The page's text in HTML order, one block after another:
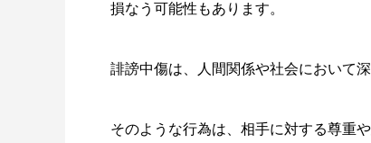
損なう可能性もあります。
誹謗中傷は、人間関係や社会において
そのような行為は、相手に対する尊重